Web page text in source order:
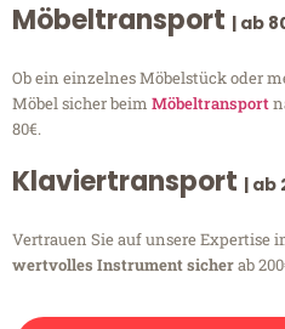
Möbeltransport | ab
Ob ein einzelnes Möbelstück oder
Möbel sicher beim Möbeltransport
80€.
Klaviertransport | ab
Vertrauen Sie auf unsere Expertise
wertvolles Instrument sicherab